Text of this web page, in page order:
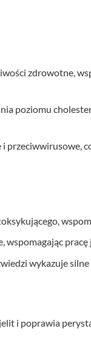
zdrowotne,
poziomu
przeciwwirusowe,
wykazuje
i poprawia